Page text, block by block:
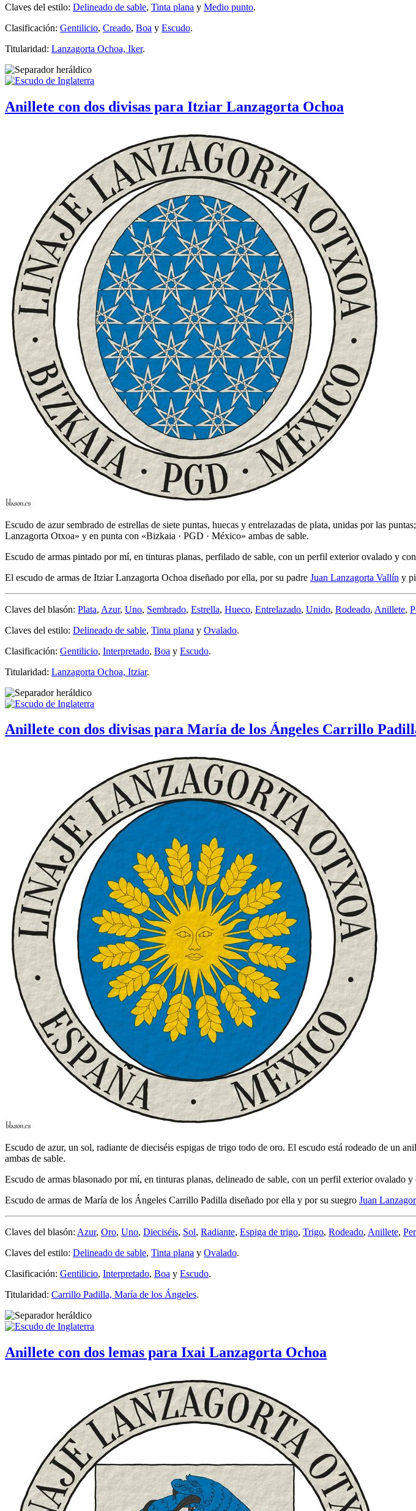
Claves del estilo: Delineado de sable, Tinta plana y Medio punto.
Clasificación: Gentilicio, Creado, Boa y Escudo.
Titularidad: Lanzagorta Ochoa, Iker.
Anillete con dos divisas para Itziar Lanzagorta Ochoa
Escudo de azur sembrado de estrellas de siete puntas, huecas y entrelazadas de plata, unidas por las
Lanzagorta Otxoa» y en punta con «Bizkaia · PGD · México» ambas de sable.
Escudo de armas pintado por mí, en tinturas planas, perfilado de sable, con un perfil exterior ovalado y
El escudo de armas de Itziar Lanzagorta Ochoa diseñado por ella, por su padre Juan Lanzagorta Vallín y
Claves del blasón: Plata, Azur, Uno, Sembrado, Estrella, Hueco, Entrelazado, Unido, Rodeado, Anillete,
Claves del estilo: Delineado de sable, Tinta plana y Ovalado.
Clasificación: Gentilicio, Interpretado, Boa y Escudo.
Titularidad: Lanzagorta Ochoa, Itziar.
Anillete con dos divisas para María de los Ángeles Carrillo
Escudo de azur, un sol, radiante de dieciséis espigas de trigo todo de oro. El escudo está rodeado de un
ambas de sable.
Escudo de armas blasonado por mí, en tinturas planas, delineado de sable, con un perfil exterior ovalado
Escudo de armas de María de los Ángeles Carrillo Padilla diseñado por ella y por su suegro Juan
Claves del blasón: Azur, Oro, Uno, Dieciséis, Sol, Radiante, Espiga de trigo, Trigo, Rodeado, Anillete,
Claves del estilo: Delineado de sable, Tinta plana y Ovalado.
Clasificación: Gentilicio, Interpretado, Boa y Escudo.
Titularidad: Carrillo Padilla, María de los Ángeles.
Anillete con dos lemas para Ixai Lanzagorta Ochoa